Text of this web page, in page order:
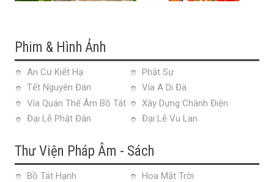
Phim & Hình Ảnh
An Cư Kiết Hạ
Phật Sự
Tết Nguyên Đán
Vía A Di Đà
Vía Quán Thế Âm Bồ Tát
Xây Dựng Chánh Điện
Đại Lễ Phật Đản
Đại Lễ Vu Lan
Thư Viện Pháp Âm - Sách
Bồ Tát Hạnh
Hoa Mặt Trời